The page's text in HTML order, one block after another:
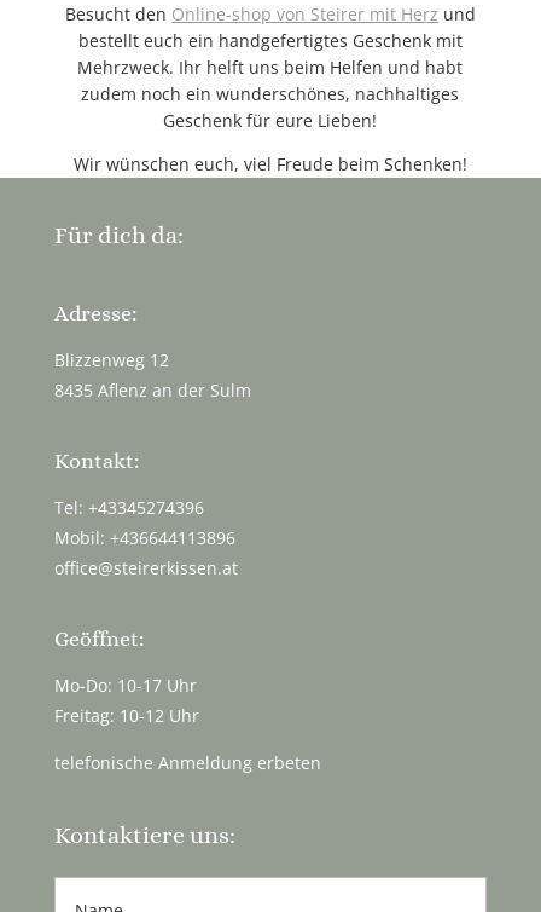
Besucht den Online-shop von Steirer mit Herz und
bestellt euch ein handgefertigtes Geschenk mit
Mehrzweck. Ihr helft uns beim Helfen und habt
zudem noch ein wunderschönes, nachhaltiges
Geschenk für eure Lieben!
Wir wünschen euch, viel Freude beim Schenken!
Für dich da:
Adresse:
Blizzenweg 12
8435 Aflenz an der Sulm
Kontakt:
Tel: +43345274396
Mobil: +436644113896
office@steirerkissen.at
Geöffnet:
Mo-Do: 10-17 Uhr
Freitag: 10-12 Uhr
telefonische Anmeldung erbeten
Kontaktiere uns: